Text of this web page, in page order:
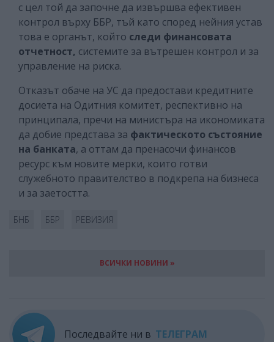
с цел той да започне да извършва ефективен
контрол върху ББР, тъй като според нейния устав
това е органът, който следи финансовата
отчетност, системите за вътрешен контрол и за
управление на риска.
Отказът обаче на УС да предостави кредитните
досиета на Одитния комитет, респективно на
принципала, пречи на министъра на икономиката
да добие представа за фактическото състояние
на банката, а оттам да пренасочи финансов
ресурс към новите мерки, които готви
служебното правителство в подкрепа на бизнеса
и за заетостта.
БНБ ББР РЕВИЗИЯ
ВСИЧКИ НОВИНИ »
Последвайте ни в ТЕЛЕГРАМ